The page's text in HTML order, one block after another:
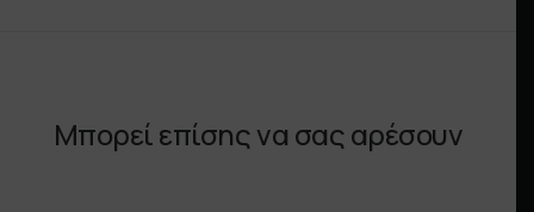
Μπορεί επίσης να σας αρέσουν